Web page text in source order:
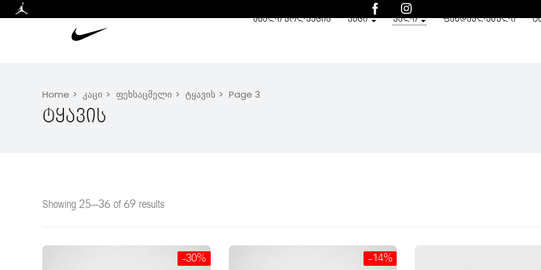
ᲐᲮᲐᲚᲘ ᲙᲝᲚᲔᲥᲪᲘᲐ ᲙᲐᲪᲘ ᲥᲐᲚᲘ ᲤᲐᲡᲓᲐᲙᲚᲔᲑᲣᲚᲘ
Home კაცი ფეხსაცმელი ტყავის Page 3
Ტყავის
Showing 25–36 of 69 results
-30% -14%